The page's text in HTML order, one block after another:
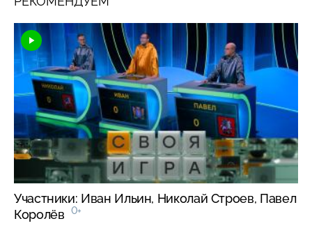
Участники: Иван Ильин, Николай Строев, Павел
Королёв
0+